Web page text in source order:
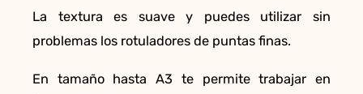
La textura es suave y puedes utilizar sin
problemas los rotuladores de puntas finas.
En tamaño hasta A3 te permite trabajar en